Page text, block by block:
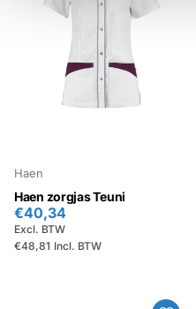
Haen
Haen zorgjas Teuni
€48,81 Incl. BTW
€40,34
Excl. BTW